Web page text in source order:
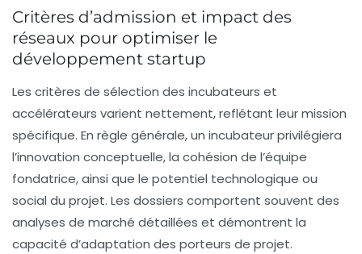
Critères d’admission et impact des
réseaux pour optimiser le
développement startup
Les critères de sélection des incubateurs et
accélérateurs varient nettement, reflétant leur mission
spécifique. En règle générale, un incubateur privilégiera
l’innovation conceptuelle, la cohésion de l’équipe
fondatrice, ainsi que le potentiel technologique ou
social du projet. Les dossiers comportent souvent des
analyses de marché détaillées et démontrent la
capacité d’adaptation des porteurs de projet.